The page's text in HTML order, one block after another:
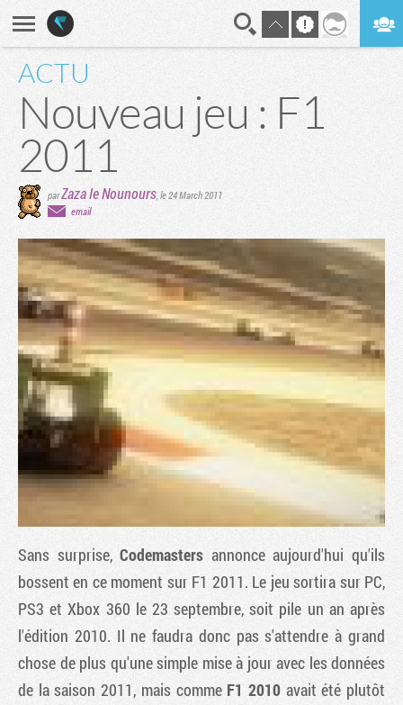
ACTU
Nouveau jeu : F1
2011
parZaza le Nounours,le 24 March 2011
email
Sans surprise,Codemasters annonce aujourd'hui qu'ils
bossent en ce moment sur F1 2011. Le jeu sortira sur PC,
PS3 et Xbox 360 le 23 septembre, soit pile un an après
l'édition 2010. Il ne faudra donc pas s'attendre à grand
chose de plus qu'une simple mise à jour avec les données
de la saison 2011, mais comme F1 2010avait été plutôt